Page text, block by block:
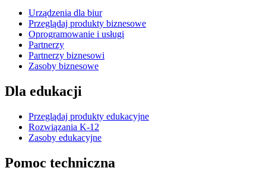
Urządzenia dla biur
Przeglądaj produkty biznesowe
Oprogramowanie i usługi
Partnerzy
Partnerzy biznesowi
Zasoby biznesowe
Dla edukacji
Przeglądaj produkty edukacyjne
Rozwiązania K-12
Zasoby edukacyjne
Pomoc techniczna